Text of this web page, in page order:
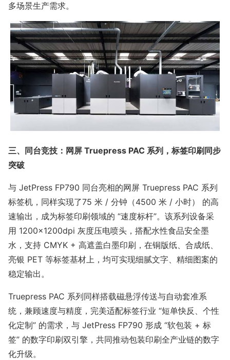
多场景生产需求。
三、同台竞技：网屏 Truepress PAC 系列，标签印刷同步
突破
与 JetPress FP790 同台亮相的网屏 Truepress PAC 系列
标签机，同样实现了75 米 / 分钟（4500 米 / 小时） 的高
速输出，成为标签印刷领域的 “速度标杆”。该系列设备采
用 1200×1200dpi 灰度压电喷头，搭配水性食品安全墨
水，支持 CMYK + 高遮盖白墨印刷，在铜版纸、合成纸、
亮银 PET 等标签基材上，均可实现细腻文字、精细图案的
稳定输出。
Truepress PAC 系列同样搭载磁悬浮传送与自动套准系
统，兼顾速度与精度，完美适配标签行业 “短单快反、个性
化定制” 的需求，与 JetPress FP790 形成 “软包装 + 标
签” 的数字印刷双引擎，共同推动包装印刷全产业链的数字
化升级。